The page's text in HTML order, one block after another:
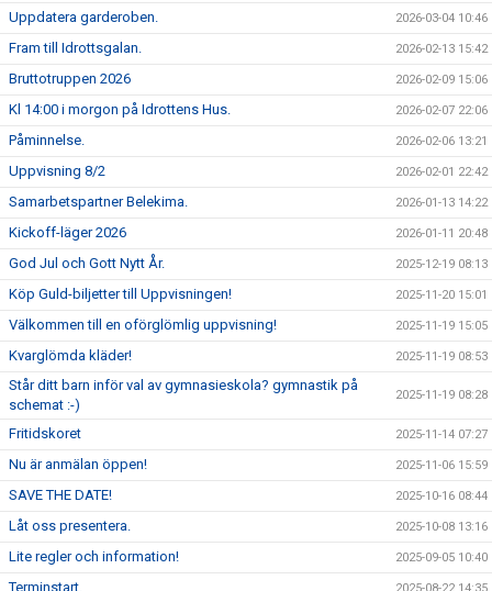
Uppdatera garderoben. 2026-03-04 10:46
Fram till Idrottsgalan. 2026-02-13 15:42
Bruttotruppen 2026 2026-02-09 15:06
Kl 14:00 i morgon på Idrottens Hus. 2026-02-07 22:06
Påminnelse. 2026-02-06 13:21
Uppvisning 8/2 2026-02-01 22:42
Samarbetspartner Belekima. 2026-01-13 14:22
Kickoff-läger 2026 2026-01-11 20:48
God Jul och Gott Nytt År. 2025-12-19 08:13
Köp Guld-biljetter till Uppvisningen! 2025-11-20 15:01
Välkommen till en oförglömlig uppvisning! 2025-11-19 15:05
Kvarglömda kläder! 2025-11-19 08:53
Står ditt barn inför val av gymnasieskola? gymnastik på
schemat :-)
2025-11-19 08:28
Fritidskoret 2025-11-14 07:27
Nu är anmälan öppen! 2025-11-06 15:59
SAVE THE DATE! 2025-10-16 08:44
Låt oss presentera. 2025-10-08 13:16
Lite regler och information! 2025-09-05 10:40
Terminstart.